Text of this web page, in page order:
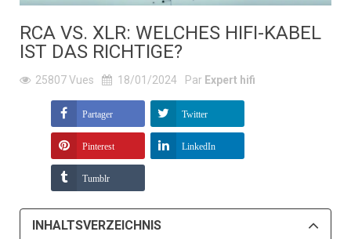
RCA VS. XLR: WELCHES HIFI-KABEL
IST DAS RICHTIGE?
25807Vues 18/01/2024 Par Expert hifi
Partager Twitter
Pinterest LinkedIn
Tumblr
INHALTSVERZEICHNIS